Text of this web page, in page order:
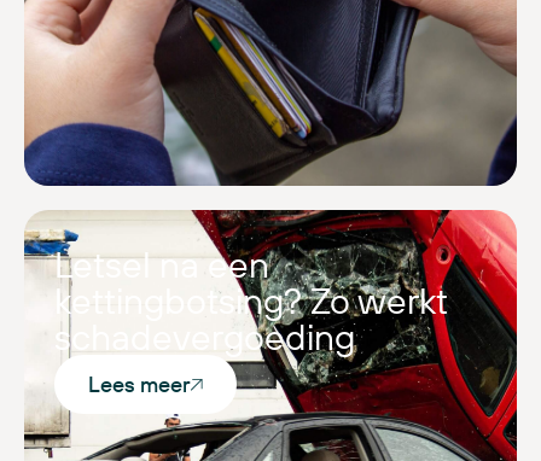
Letsel na een
kettingbotsing? Zo werkt
schadevergoeding
Lees meer